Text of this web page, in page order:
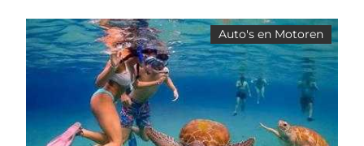
Auto's en Motoren